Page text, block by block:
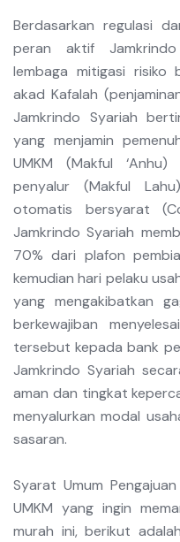
Berdasarkan regulasi
peran aktif
lembaga mitigasi risiko
akad Kafalah
Jamkrindo Syariah
yang menjamin
UMKM (Makful
penyalur (Makful
otomatis bersyarat
Jamkrindo Syariah
70% dari plafon
kemudian hari pelaku
yang mengakibatkan
berkewajiban
tersebut kepada bank
Jamkrindo Syariah
aman dan tingkat
menyalurkan modal
sasaran.
Syarat Umum
UMKM yang ingin
murah ini, berikut